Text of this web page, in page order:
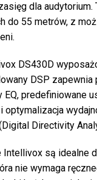
dla
do 55 metrów, z
DS430D
DSP
EQ, predefiniowane
optymalizacja
Directivity
Intellivox są
nie wymaga